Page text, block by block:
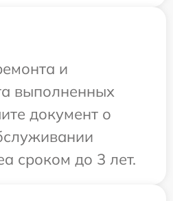
и
выполненных
документ о
сроком до 3 лет.